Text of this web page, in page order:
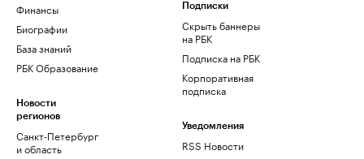
Финансы
Биографии
База знаний
РБК Образование
Новости
регионов
Санкт-Петербург
и область
Подписки
Скрыть баннеры
на РБК
Подписка на РБК
Корпоративная
подписка
Уведомления
RSS Новости